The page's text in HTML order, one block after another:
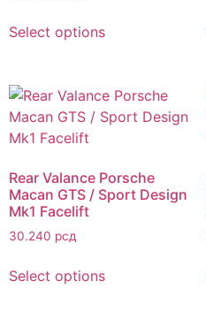
Select options
Rear Valance Porsche
Macan GTS / Sport Design
Mk1 Facelift
30.240 рсд
Select options